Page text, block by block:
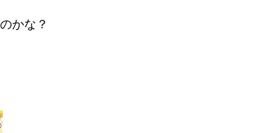
かな？